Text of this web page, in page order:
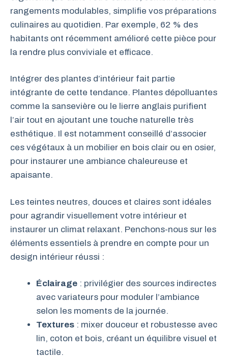
rangements modulables, simplifie vos préparations
culinaires au quotidien. Par exemple, 62 % des
habitants ont récemment amélioré cette pièce pour
la rendre plus conviviale et efficace.
Intégrer des plantes d’intérieur fait partie
intégrante de cette tendance. Plantes dépolluantes
comme la sansevière ou le lierre anglais purifient
l’air tout en ajoutant une touche naturelle très
esthétique. Il est notamment conseillé d’associer
ces végétaux à un mobilier en bois clair ou en osier,
pour instaurer une ambiance chaleureuse et
apaisante.
Les teintes neutres, douces et claires sont idéales
pour agrandir visuellement votre intérieur et
instaurer un climat relaxant. Penchons-nous sur les
éléments essentiels à prendre en compte pour un
design intérieur réussi :
Éclairage : privilégier des sources indirectes
avec variateurs pour moduler l’ambiance
selon les moments de la journée.
Textures : mixer douceur et robustesse avec
lin, coton et bois, créant un équilibre visuel et
tactile.